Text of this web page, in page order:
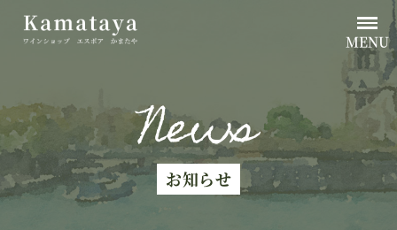
MENU
News
お知らせ